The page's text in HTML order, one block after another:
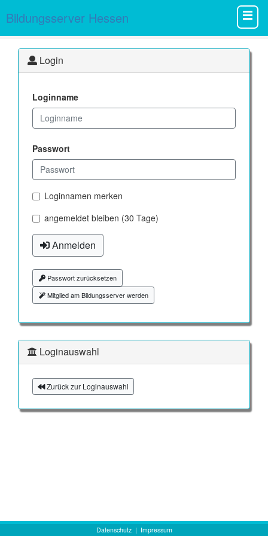
Bildungsserver Hessen
Login
Loginname
Passwort
Loginnamen merken
angemeldet bleiben (30 Tage)
Anmelden
Passwort zurücksetzen
Mitglied am Bildungsserver werden
Loginauswahl
Zurück zur Loginauswahl
Datenschutz| Impressum